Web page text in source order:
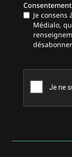
Consentement
Je
Médialo,